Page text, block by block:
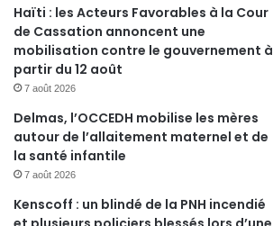
Haïti : les Acteurs Favorables à la Cour
de Cassation annoncent une
mobilisation contre le gouvernement à
partir du 12 août
7 août 2026
Delmas, l’OCCEDH mobilise les mères
autour de l’allaitement maternel et de
la santé infantile
7 août 2026
Kenscoff : un blindé de la PNH incendié